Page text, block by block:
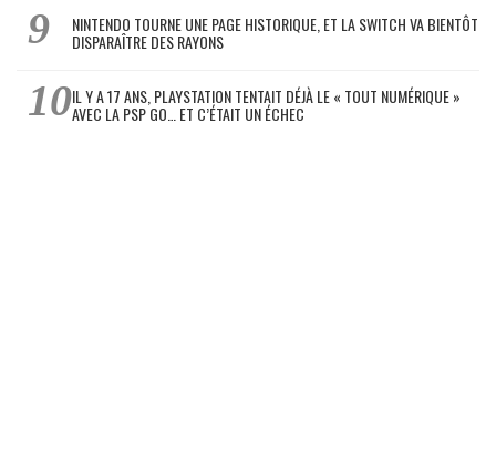
NINTENDO TOURNE UNE PAGE HISTORIQUE, ET LA SWITCH VA BIENTÔT
DISPARAÎTRE DES RAYONS
IL Y A 17 ANS, PLAYSTATION TENTAIT DÉJÀ LE « TOUT NUMÉRIQUE »
AVEC LA PSP GO… ET C’ÉTAIT UN ÉCHEC